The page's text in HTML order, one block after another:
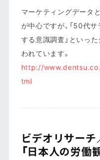
マーケティングデータ
が中心ですが、「50代
する意識調査」といっ
われています。
http://
tml
ビデオリサー
「日本人の労働